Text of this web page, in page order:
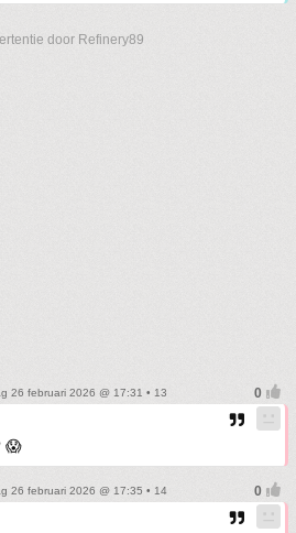
door Refinery89
26 februari 2026 @ 17:31 • 13
😱
26 februari 2026 @ 17:35 • 14